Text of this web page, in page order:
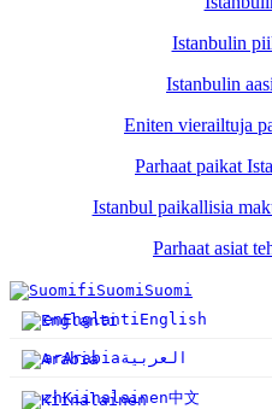
Istanbulin
Istanbulin
Eniten vierailtuja
Parhaat paikat
Istanbul paikallisia
Parhaat asiat
fi Suomi Suomi
enEnglanti English
arArabiaالعربية
zhKiinalainen中文